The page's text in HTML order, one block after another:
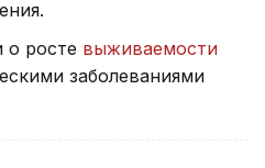
о росте выживаемости
заболеваниями